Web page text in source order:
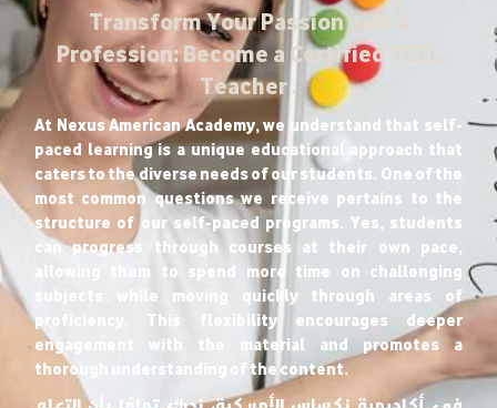
Transform Your Passion into a
Profession: Become a Certified TEFL
Teacher .
At Nexus American Academy, we understand that self-
paced learning is a unique educational approach that
caters to the diverse needs of our students. One of the
most common questions we receive pertains to the
structure of our self-paced programs. Yes, students
can progress through courses at their own pace,
allowing them to spend more time on challenging
subjects while moving quickly through areas of
proficiency. This flexibility encourages deeper
engagement with the material and promotes a
thorough understanding of the content.